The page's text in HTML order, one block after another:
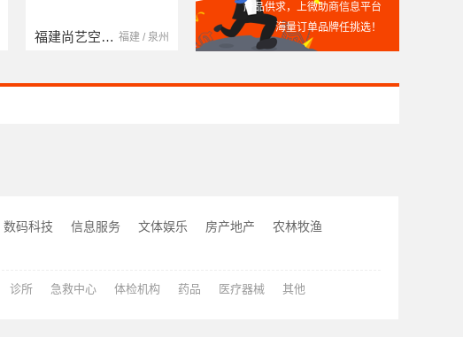
中蓝建投（北京）建设有限公司四川第一分公司 四川 / 成都 湖南自由家装饰工程有限公司 湖南 / 湘潭
产品供求，上微助商信息平台
海量订单品牌任挑选！
数码科技 信息服务 文体娱乐 房产地产
农林牧渔
诊所 急救中心 体检机构 药品 医疗器械 其他